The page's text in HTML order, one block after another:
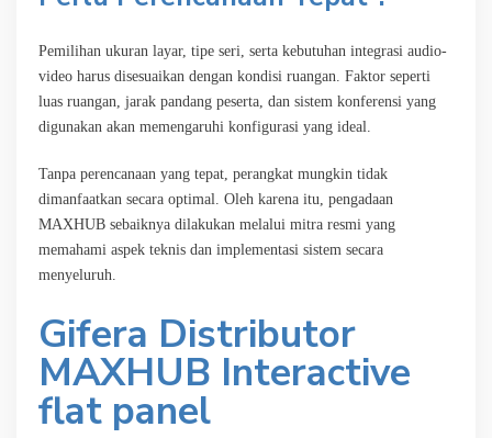
Pemilihan ukuran layar, tipe seri, serta kebutuhan integrasi audio-
video harus disesuaikan dengan kondisi ruangan. Faktor seperti
luas ruangan, jarak pandang peserta, dan sistem konferensi yang
digunakan akan memengaruhi konfigurasi yang ideal.
Tanpa perencanaan yang tepat, perangkat mungkin tidak
dimanfaatkan secara optimal. Oleh karena itu, pengadaan
MAXHUB sebaiknya dilakukan melalui mitra resmi yang
memahami aspek teknis dan implementasi sistem secara
menyeluruh.
Gifera Distributor
MAXHUB Interactive
flat panel